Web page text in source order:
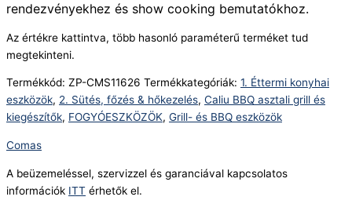
rendezvényekhez és show cooking bemutatókhoz.
Az értékre kattintva, több hasonló paraméterű terméket tud
megtekinteni.
Termékkód: ZP-CMS11626 Termékkategóriák: 1. Éttermi konyhai
eszközök, 2. Sütés, főzés & hőkezelés, Caliu BBQ asztali grill és
kiegészítők, FOGYÓESZKÖZÖK, Grill- és BBQ eszközök
Comas
A beüzemeléssel, szervizzel és garanciával kapcsolatos
információk ITT érhetők el.